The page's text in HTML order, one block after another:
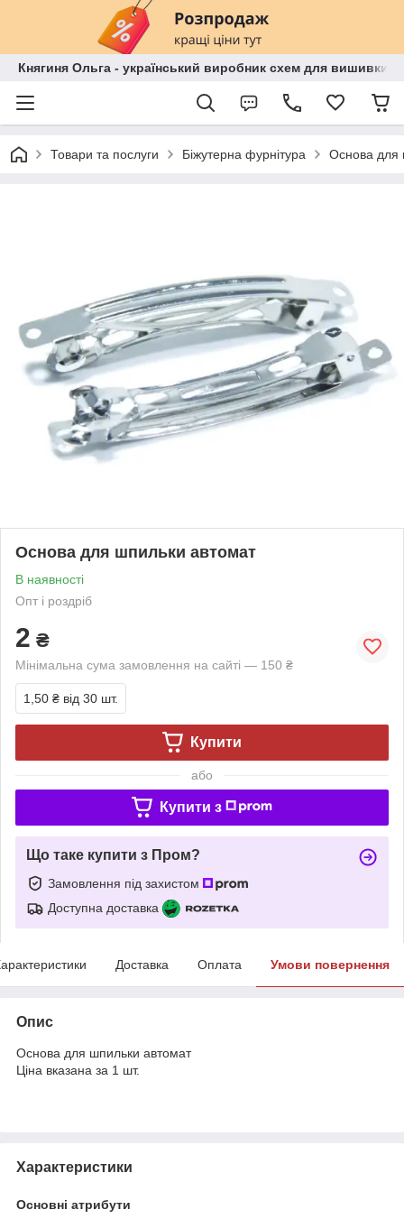
Княгиня Ольга - український виробник схем для вишивки
Товари та послуги Біжутерна фурнітура Основа для
Основа для шпильки автомат
В наявності
Опт і роздріб
2 ₴
Мінімальна сума замовлення на сайті — 150 ₴
1,50 ₴ від 30 шт.
Купити
або
Купити з
Що таке купити з Пром?
Замовлення під захистом
Доступна доставка
Доставка Оплата Умови повернення
Опис
Основа для шпильки автомат
Ціна вказана за 1 шт.
Характеристики
Основні атрибути